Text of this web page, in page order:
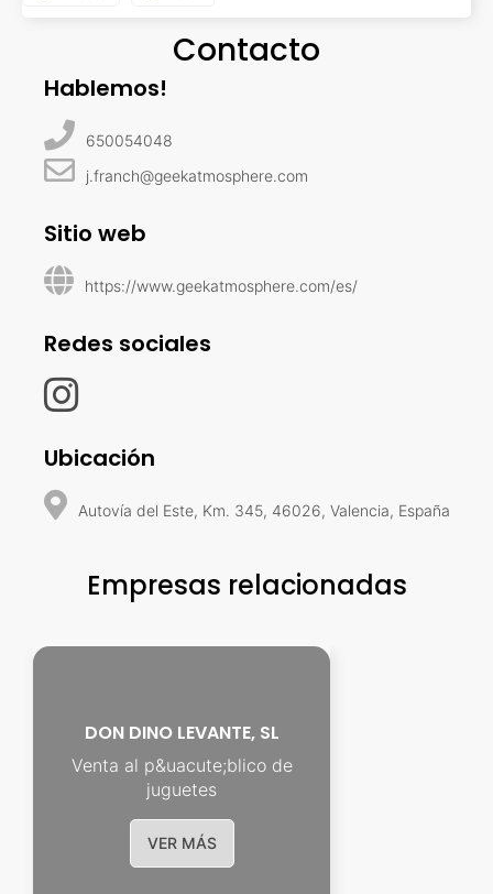
Contacto
Hablemos!
650054048
j.franch@geekatmosphere.com
Sitio web
https://www.geekatmosphere.com/es/
Redes sociales
Ubicación
Autovía del Este, Km. 345, 46026, Valencia, España
Empresas relacionadas
DON DINO LEVANTE, SL
Venta al p&uacute;blico de
juguetes
VER MÁS